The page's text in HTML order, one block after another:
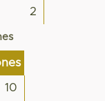
2
10